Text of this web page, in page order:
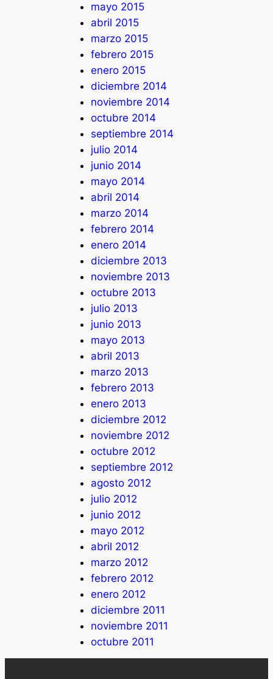
mayo 2015
abril 2015
marzo 2015
febrero 2015
enero 2015
diciembre 2014
noviembre 2014
octubre 2014
septiembre 2014
julio 2014
junio 2014
mayo 2014
abril 2014
marzo 2014
febrero 2014
enero 2014
diciembre 2013
noviembre 2013
octubre 2013
julio 2013
junio 2013
mayo 2013
abril 2013
marzo 2013
febrero 2013
enero 2013
diciembre 2012
noviembre 2012
octubre 2012
septiembre 2012
agosto 2012
julio 2012
junio 2012
mayo 2012
abril 2012
marzo 2012
febrero 2012
enero 2012
diciembre 2011
noviembre 2011
octubre 2011